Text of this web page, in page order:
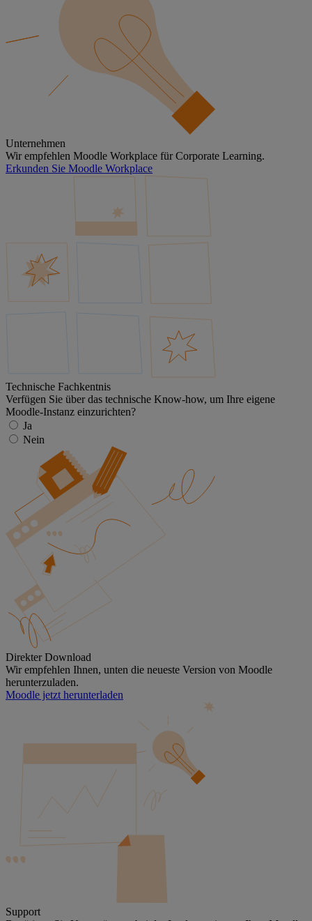
Unternehmen
Wir empfehlen Moodle Workplace für Corporate Learning.
Erkunden Sie Moodle Workplace
Technische Fachkentnis
Verfügen Sie über das technische Know-how, um Ihre eigene
Moodle-Instanz einzurichten?
Ja
Nein
Direkter Download
Wir empfehlen Ihnen, unten die neueste Version von Moodle
herunterzuladen.
Moodle jetzt herunterladen
Support